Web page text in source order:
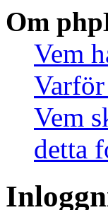
Om
Vem
Vem
detta